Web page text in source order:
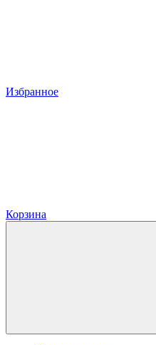
Избранное
Корзина